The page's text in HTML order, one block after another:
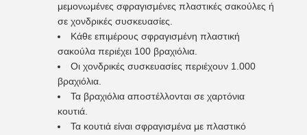
μεμονωμένες σφραγισμένες πλαστικές σακούλες ή
σε χονδρικές συσκευασίες.
Κάθε επιμέρους σφραγισμένη πλαστική
σακούλα περιέχει 100 βραχιόλια.
Οι χονδρικές συσκευασίες περιέχουν 1.000
βραχιόλια.
Τα βραχιόλια αποστέλλονται σε χαρτόνια
κουτιά.
Τα κουτιά είναι σφραγισμένα με πλαστικό